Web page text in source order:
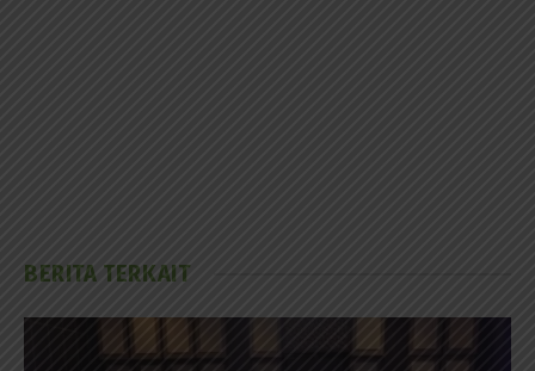
BERITA TERKAIT